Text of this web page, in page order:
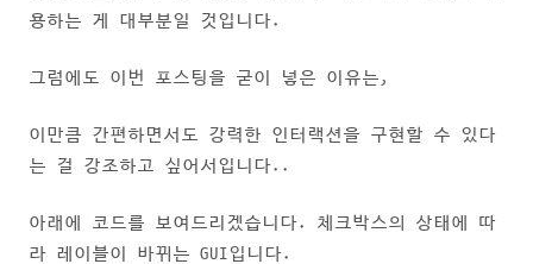
용하는 게 대부분일 것입니다.
그럼에도 이번 포스팅을 굳이 넣은 이유는,
이만큼 간편하면서도 강력한 인터랙션을 구현할 수 있다
는 걸 강조하고 싶어서입니다..
아래에 코드를 보여드리겠습니다. 체크박스의 상태에 따
라 레이블이 바뀌는 GUI입니다.